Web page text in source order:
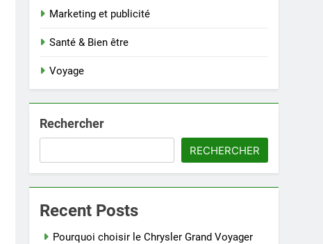
Marketing et publicité
Santé & Bien être
Voyage
Rechercher
RECHERCHER
Recent Posts
Pourquoi choisir le Chrysler Grand Voyager